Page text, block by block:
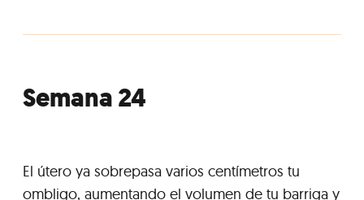
Semana 24
El útero ya sobrepasa varios centímetros tu
ombligo, aumentando el volumen de tu barriga y